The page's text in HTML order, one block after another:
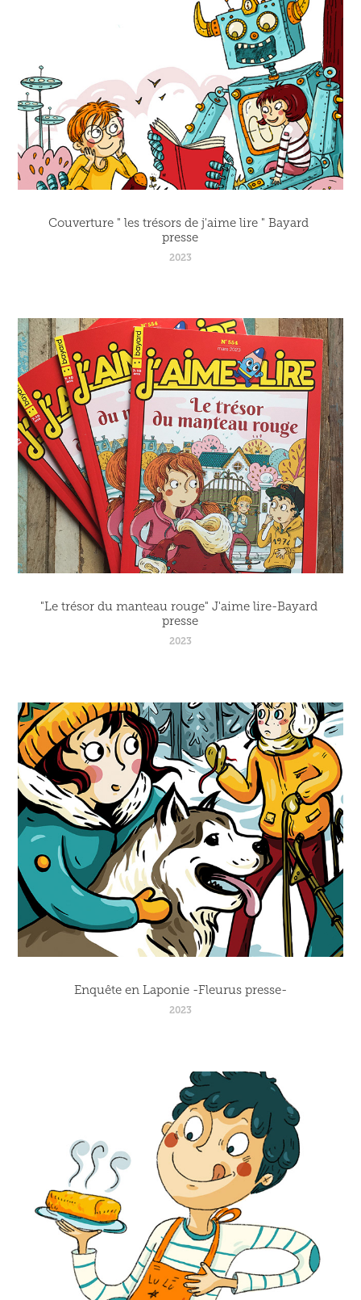
Couverture " les trésors de j'aime lire " Bayard
presse
2023
"Le trésor du manteau rouge" J'aime lire-Bayard
presse
2023
Enquête en Laponie -Fleurus presse-
2023